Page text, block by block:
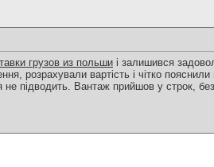
грузов из польши і залишився
розрахували вартість і чітко пояснили
не підводить. Вантаж прийшов у строк,